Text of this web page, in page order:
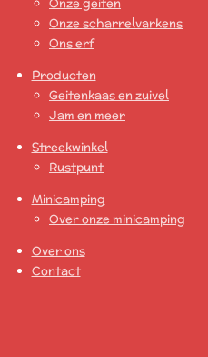
Onze scharrelvarkens
Ons erf
Producten
Geitenkaas en zuivel
Jam en meer
Streekwinkel
Rustpunt
Minicamping
Over onze minicamping
Over ons
Contact